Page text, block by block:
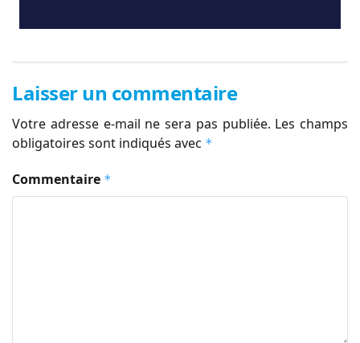
Laisser un commentaire
Votre adresse e-mail ne sera pas publiée. Les champs
obligatoires sont indiqués avec *
Commentaire *